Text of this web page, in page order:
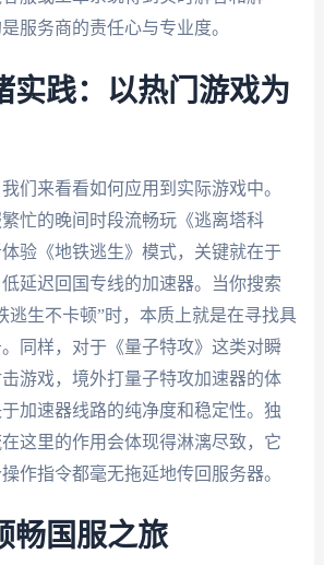
服务商的责任心与专业度。
实践：以热门游戏为
们来看看如何应用到实际游戏中。
忙的晚间时段流畅玩《逃离塔科
验《地铁逃生》模式，关键就在于
延迟回国专线的加速器。当你搜索
逃生不卡顿”时，本质上就是在寻找具
同样，对于《量子特攻》这类对瞬
游戏，境外打量子特攻加速器的体
加速器线路的纯净度和稳定性。独
这里的作用会体现得淋漓尽致，它
作指令都毫无拖延地传回服务器。
畅国服之旅